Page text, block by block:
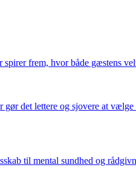
spirer frem, hvor både gæstens
det lettere og sjovere at
til mental sundhed og